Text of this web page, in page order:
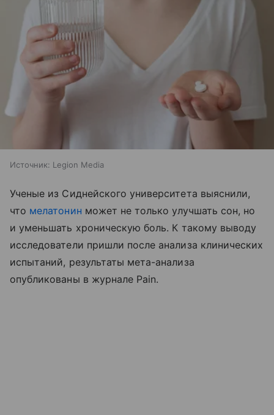
Источник: Legion Media
Ученые из Сиднейского университета выяснили,
что мелатонин может не только улучшать сон, но
и уменьшать хроническую боль. К такому выводу
исследователи пришли после анализа клинических
испытаний, результаты мета-анализа
опубликованы в журнале Pain.